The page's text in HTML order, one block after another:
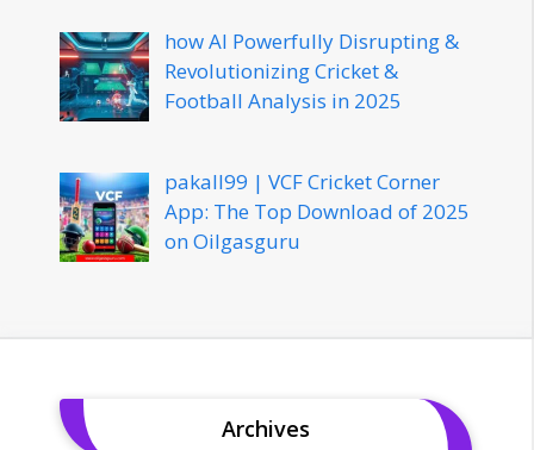
how AI Powerfully Disrupting &
Revolutionizing Cricket &
Football Analysis in 2025
pakall99 | VCF Cricket Corner
App: The Top Download of 2025
on Oilgasguru
Archives